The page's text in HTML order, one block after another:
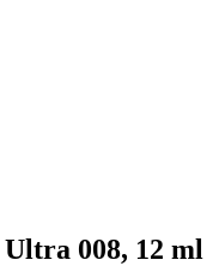
008, 12 ml